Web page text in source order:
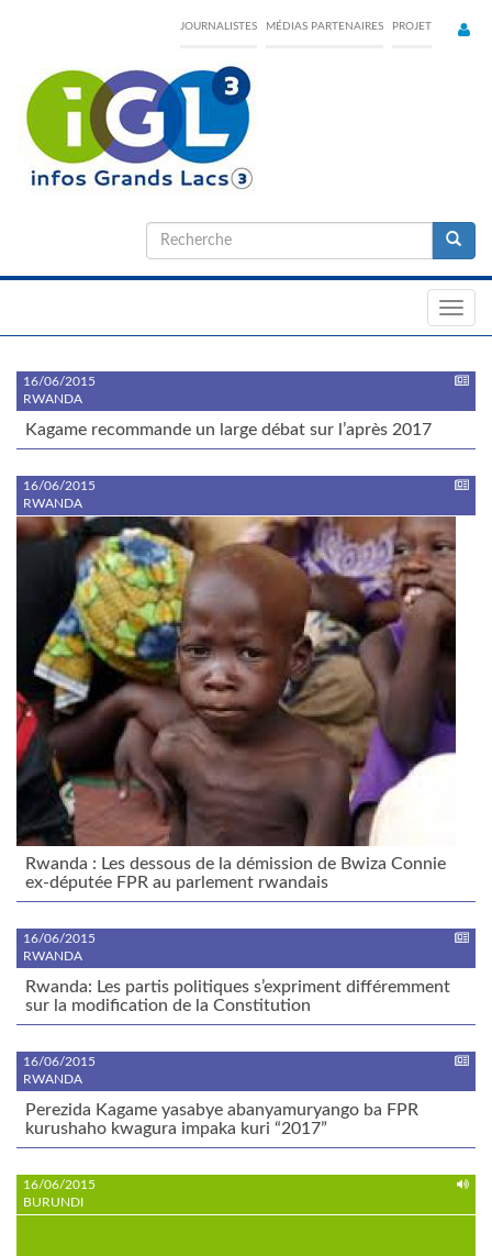
content
JOURNALISTES MÉDIAS PARTENAIRES PROJET
Formulaire
de
16/06/2015
RWANDA
Kagame recommande un large débat sur l’après 2017
16/06/2015
RWANDA
Rwanda : Les dessous de la démission de Bwiza Connie
ex-députée FPR au parlement rwandais
16/06/2015
RWANDA
Rwanda: Les partis politiques s’expriment différemment
sur la modification de la Constitution
16/06/2015
RWANDA
Perezida Kagame yasabye abanyamuryango ba FPR
kurushaho kwagura impaka kuri “2017”
16/06/2015
BURUNDI